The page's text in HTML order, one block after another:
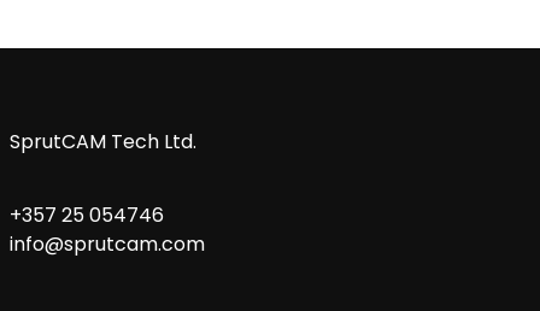
SprutCAM Tech Ltd.
+357 25 054746
info@sprutcam.com